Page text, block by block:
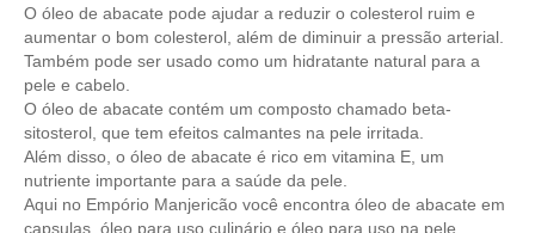
O óleo de abacate pode ajudar a reduzir o colesterol ruim e
aumentar o bom colesterol, além de diminuir a pressão arterial.
Também pode ser usado como um hidratante natural para a
pele e cabelo.
O óleo de abacate contém um composto chamado beta-
sitosterol, que tem efeitos calmantes na pele irritada.
Além disso, o óleo de abacate é rico em vitamina E, um
nutriente importante para a saúde da pele.
Aqui no Empório Manjericão você encontra óleo de abacate em
capsulas, óleo para uso culinário e óleo para uso na pele.